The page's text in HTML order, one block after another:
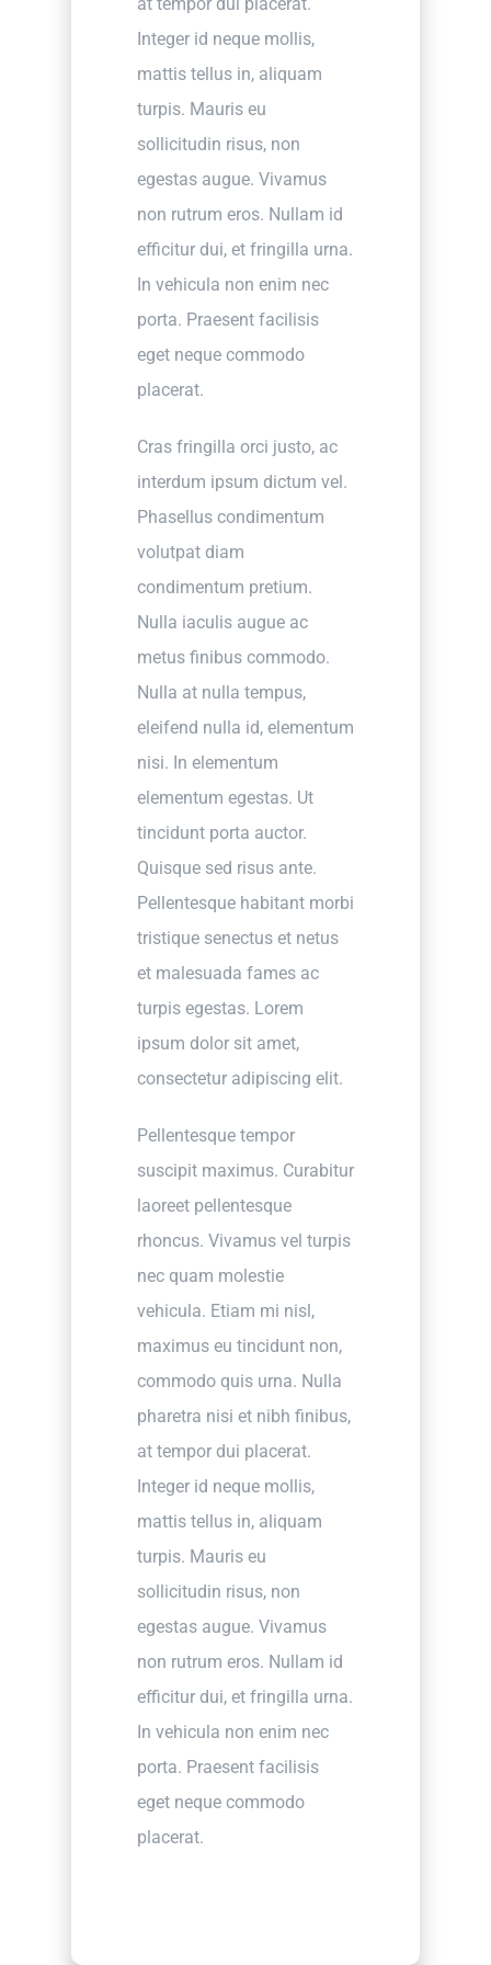
Integer id neque mollis,
mattis tellus in, aliquam
turpis. Mauris eu
sollicitudin risus, non
egestas augue. Vivamus
non rutrum eros. Nullam id
efficitur dui, et fringilla urna.
In vehicula non enim nec
porta. Praesent facilisis
eget neque commodo
placerat.
Cras fringilla orci justo, ac
interdum ipsum dictum vel.
Phasellus condimentum
volutpat diam
condimentum pretium.
Nulla iaculis augue ac
metus finibus commodo.
Nulla at nulla tempus,
eleifend nulla id, elementum
nisi. In elementum
elementum egestas. Ut
tincidunt porta auctor.
Quisque sed risus ante.
Pellentesque habitant morbi
tristique senectus et netus
et malesuada fames ac
turpis egestas. Lorem
ipsum dolor sit amet,
consectetur adipiscing elit.
Pellentesque tempor
suscipit maximus. Curabitur
laoreet pellentesque
rhoncus. Vivamus vel turpis
nec quam molestie
vehicula. Etiam mi nisl,
maximus eu tincidunt non,
commodo quis urna. Nulla
pharetra nisi et nibh finibus,
at tempor dui placerat.
Integer id neque mollis,
mattis tellus in, aliquam
turpis. Mauris eu
sollicitudin risus, non
egestas augue. Vivamus
non rutrum eros. Nullam id
efficitur dui, et fringilla urna.
In vehicula non enim nec
porta. Praesent facilisis
eget neque commodo
placerat.